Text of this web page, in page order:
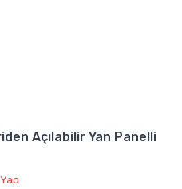
Açılabilir Yan Panelli